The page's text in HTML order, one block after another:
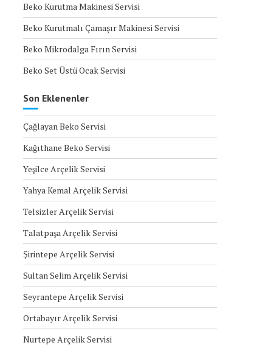
Beko Kurutma Makinesi Servisi
Beko Kurutmalı Çamaşır Makinesi Servisi
Beko Mikrodalga Fırın Servisi
Beko Set Üstü Ocak Servisi
Son Eklenenler
Çağlayan Beko Servisi
Kağıthane Beko Servisi
Yeşilce Arçelik Servisi
Yahya Kemal Arçelik Servisi
Telsizler Arçelik Servisi
Talatpaşa Arçelik Servisi
Şirintepe Arçelik Servisi
Sultan Selim Arçelik Servisi
Seyrantepe Arçelik Servisi
Ortabayır Arçelik Servisi
Nurtepe Arçelik Servisi